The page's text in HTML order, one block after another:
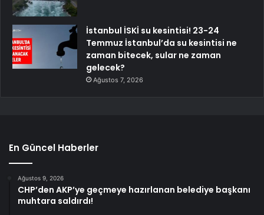
İstanbul İSKİ su kesintisi! 23-24
Temmuz İstanbul’da su kesintisi ne
zaman bitecek, sular ne zaman
gelecek?
Ağustos 7, 2026
En Güncel Haberler
Ağustos 9, 2026
CHP’den AKP’ye geçmeye hazırlanan belediye başkanı
muhtara saldırdı!